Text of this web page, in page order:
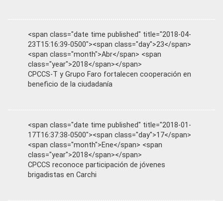
<span class="date time published" title="2018-04-
23T15:16:39-0500"><span class="day">23</span>
<span class="month">Abr</span> <span
class="year">2018</span></span>
CPCCS-T y Grupo Faro fortalecen cooperación en
beneficio de la ciudadanía
<span class="date time published" title="2018-01-
17T16:37:38-0500"><span class="day">17</span>
<span class="month">Ene</span> <span
class="year">2018</span></span>
CPCCS reconoce participación de jóvenes
brigadistas en Carchi